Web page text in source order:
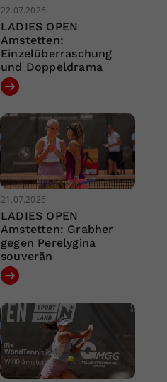
22.07.2026
LADIES OPEN
Amstetten:
Einzelüberraschung
und Doppeldrama
21.07.2026
LADIES OPEN
Amstetten: Grabher
gegen Perelygina
souverän